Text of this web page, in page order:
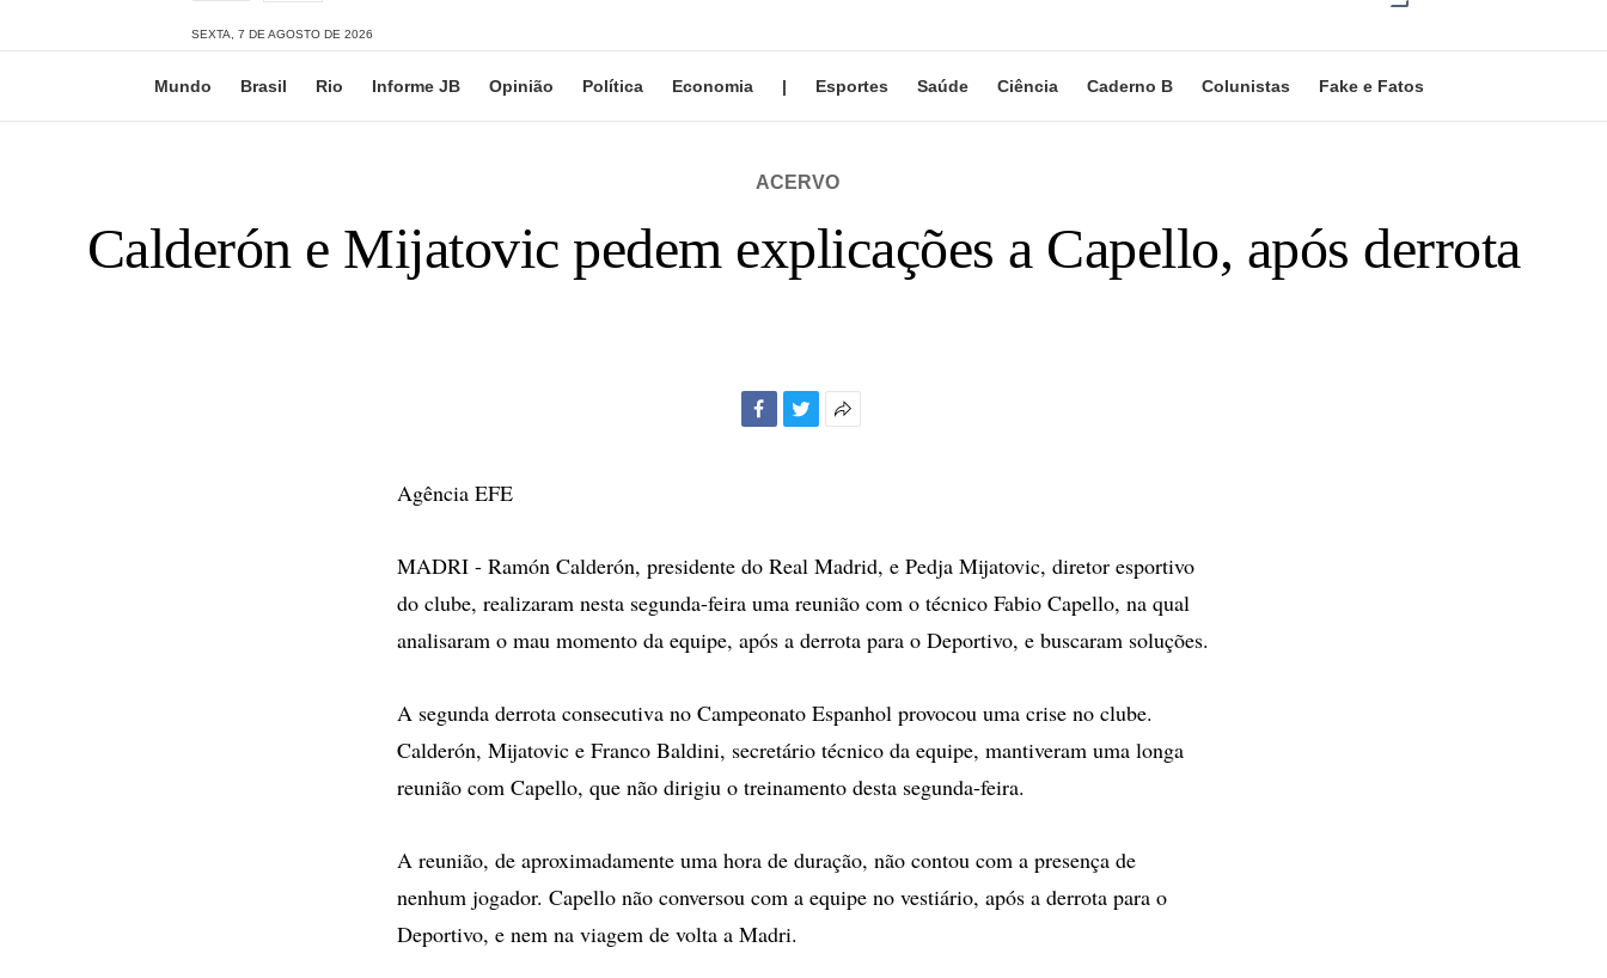
SEXTA, 7 DE AGOSTO DE 2026
Mundo Brasil Rio Informe JB Opinião Política Economia | Esportes Saúde Ciência Caderno B Colunistas Fake e Fatos
ACERVO
Calderón e Mijatovic pedem explicações a Capello, após derrota
Agência EFE
MADRI - Ramón Calderón, presidente do Real Madrid, e Pedja Mijatovic, diretor esportivo
do clube, realizaram nesta segunda-feira uma reunião com o técnico Fabio Capello, na qual
analisaram o mau momento da equipe, após a derrota para o Deportivo, e buscaram soluções.
A segunda derrota consecutiva no Campeonato Espanhol provocou uma crise no clube.
Calderón, Mijatovic e Franco Baldini, secretário técnico da equipe, mantiveram uma longa
reunião com Capello, que não dirigiu o treinamento desta segunda-feira.
A reunião, de aproximadamente uma hora de duração, não contou com a presença de
nenhum jogador. Capello não conversou com a equipe no vestiário, após a derrota para o
Deportivo, e nem na viagem de volta a Madri.